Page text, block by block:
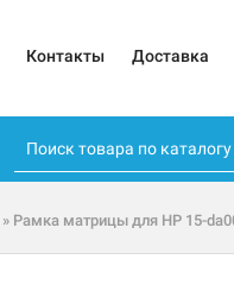
Контакты Доставка
» Рамка матрицы для HP 15-